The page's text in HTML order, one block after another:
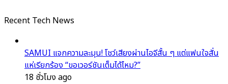
Recent Tech News
SAMUI แจกความละมุน! โชว์เสียงผ่านไอจีสั้น ๆ แต่แฟนใจสั่น
แห่เรียกร้อง “ขอเวอร์ชันเต็มได้ไหม?”
18 ชั่วโมง ago